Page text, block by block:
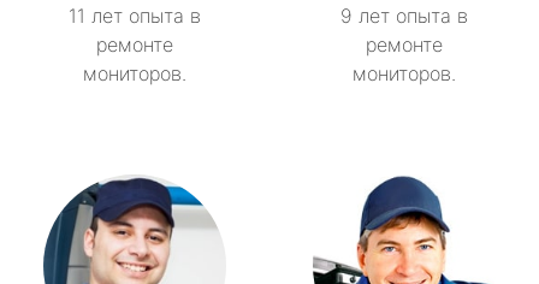
11 лет опыта в
ремонте
мониторов.
9 лет опыта в
ремонте
мониторов.